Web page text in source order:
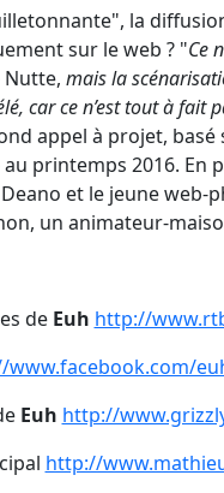
la
sur le web ? "Ce
Nutte, mais la
car ce n’est tout à fait
appel à projet,
printemps 2016. En
et le jeune
un animateur-
de Euh http://
Euh http://
http://